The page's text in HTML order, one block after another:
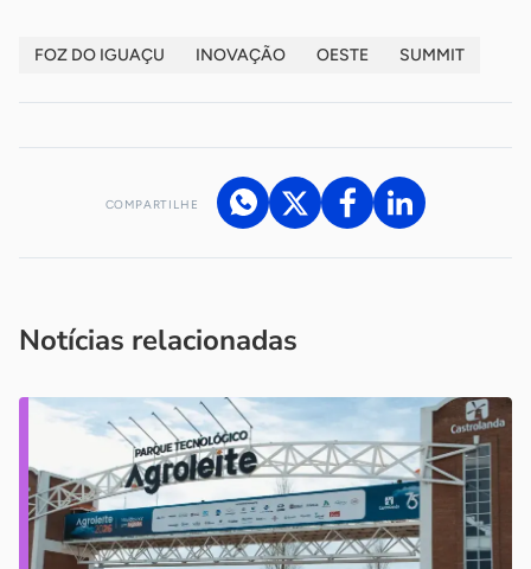
FOZ DO IGUAÇU INOVAÇÃO OESTE SUMMIT
COMPARTILHE
Notícias relacionadas